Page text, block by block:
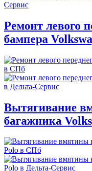
Ремонт левого
бампера
Вытягивание
багажника